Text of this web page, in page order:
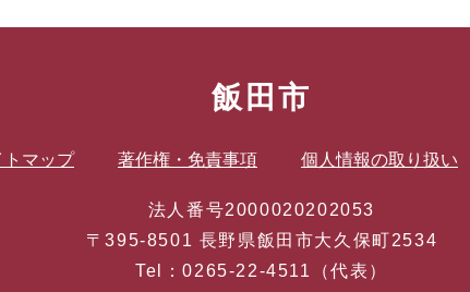
飯田市
トマップ 著作権・免責事項 個人情報の取り扱い
法人番号2000020202053
〒395-8501 長野県飯田市大久保町2534
Tel：0265-22-4511（代表）